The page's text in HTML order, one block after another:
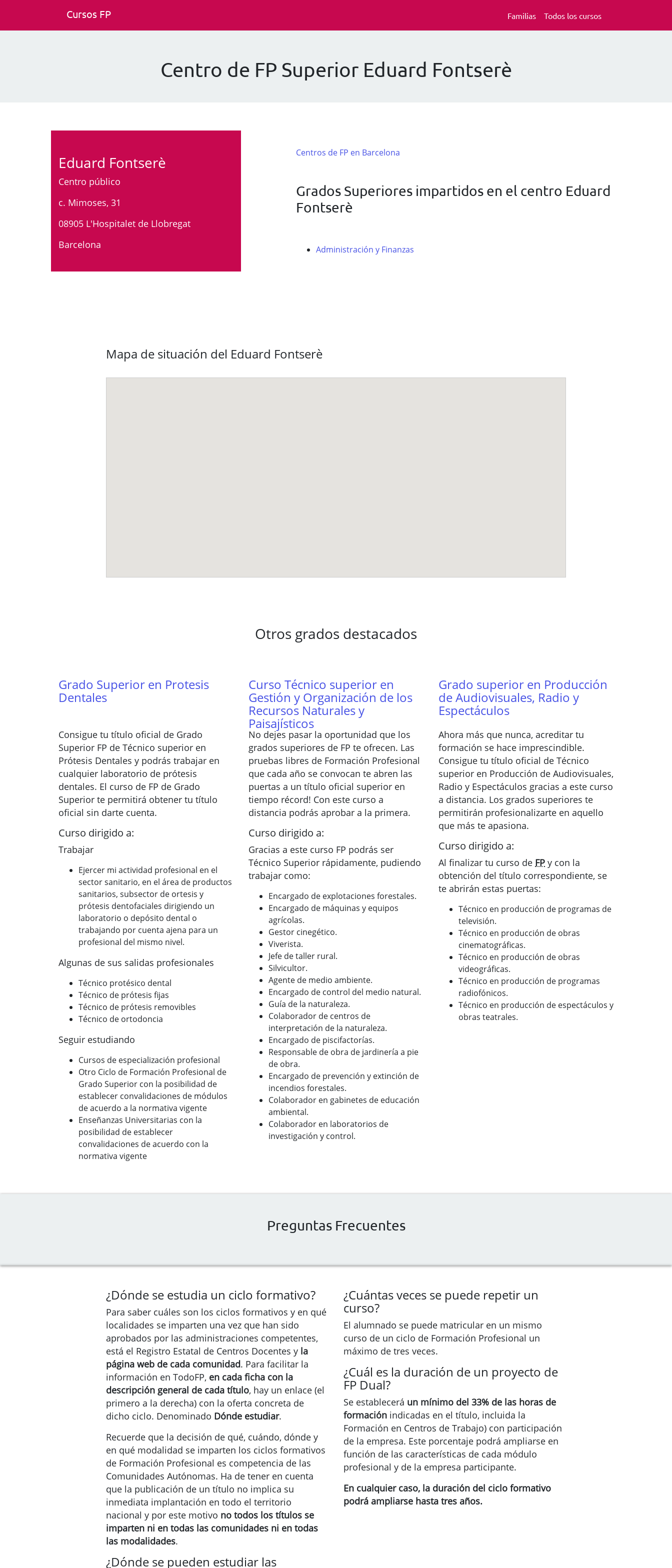
Cursos FP Familias Todos los cursos
Centro de FP Superior Eduard Fontserè
Eduard Fontserè
Centro público
c. Mimoses, 31
08905 L'Hospitalet de Llobregat
Barcelona
Centros de FP en Barcelona
Grados Superiores impartidos en el centro Eduard
Fontserè
Administración y Finanzas
Mapa de situación del Eduard Fontserè
Otros grados destacados
Grado Superior en Protesis
Dentales
Consigue tu título oficial de Grado
Superior FP de Técnico superior en
Prótesis Dentales y podrás trabajar en
cualquier laboratorio de prótesis
dentales. El curso de FP de Grado
Superior te permitirá obtener tu título
oficial sin darte cuenta.
Curso dirigido a:
Trabajar
Ejercer mi actividad profesional en el
sector sanitario, en el área de productos
sanitarios, subsector de ortesis y
prótesis dentofaciales dirigiendo un
laboratorio o depósito dental o
trabajando por cuenta ajena para un
profesional del mismo nivel.
Algunas de sus salidas profesionales
Técnico protésico dental
Técnico de prótesis fijas
Técnico de prótesis removibles
Técnico de ortodoncia
Seguir estudiando
Cursos de especialización profesional
Otro Ciclo de Formación Profesional de
Grado Superior con la posibilidad de
establecer convalidaciones de módulos
de acuerdo a la normativa vigente
Enseñanzas Universitarias con la
posibilidad de establecer
convalidaciones de acuerdo con la
normativa vigente
Curso Técnico superior en
Gestión y Organización de los
Recursos Naturales y
Paisajísticos
No dejes pasar la oportunidad que los
grados superiores de FP te ofrecen. Las
pruebas libres de Formación Profesional
que cada año se convocan te abren las
puertas a un título oficial superior en
tiempo récord! Con este curso a
distancia podrás aprobar a la primera.
Curso dirigido a:
Gracias a este curso FP podrás ser
Técnico Superior rápidamente, pudiendo
trabajar como:
Encargado de explotaciones forestales.
Encargado de máquinas y equipos
agrícolas.
Gestor cinegético.
Viverista.
Jefe de taller rural.
Silvicultor.
Agente de medio ambiente.
Encargado de control del medio natural.
Guía de la naturaleza.
Colaborador de centros de
interpretación de la naturaleza.
Encargado de piscifactorías.
Responsable de obra de jardinería a pie
de obra.
Encargado de prevención y extinción de
incendios forestales.
Colaborador en gabinetes de educación
ambiental.
Colaborador en laboratorios de
investigación y control.
Grado superior en Producción
de Audiovisuales, Radio y
Espectáculos
Ahora más que nunca, acreditar tu
formación se hace imprescindible.
Consigue tu título oficial de Técnico
superior en Producción de Audiovisuales,
Radio y Espectáculos gracias a este curso
a distancia. Los grados superiores te
permitirán profesionalizarte en aquello
que más te apasiona.
Curso dirigido a:
Al finalizar tu curso de FP y con la
obtención del título correspondiente, se
te abrirán estas puertas:
Técnico en producción de programas de
televisión.
Técnico en producción de obras
cinematográficas.
Técnico en producción de obras
videográficas.
Técnico en producción de programas
radiofónicos.
Técnico en producción de espectáculos y
obras teatrales.
Preguntas Frecuentes
¿Dónde se estudia un ciclo formativo?
Para saber cuáles son los ciclos formativos y en qué
localidades se imparten una vez que han sido
aprobados por las administraciones competentes,
está el Registro Estatal de Centros Docentes y la
página web de cada comunidad. Para facilitar la
información en TodoFP, en cada ficha con la
descripción general de cada título, hay un enlace (el
primero a la derecha) con la oferta concreta de
dicho ciclo. Denominado Dónde estudiar.
Recuerde que la decisión de qué, cuándo, dónde y
en qué modalidad se imparten los ciclos formativos
de Formación Profesional es competencia de las
Comunidades Autónomas. Ha de tener en cuenta
que la publicación de un título no implica su
inmediata implantación en todo el territorio
nacional y por este motivo no todos los títulos se
imparten ni en todas las comunidades ni en todas
las modalidades.
¿Dónde se pueden estudiar las
¿Cuántas veces se puede repetir un
curso?
El alumnado se puede matricular en un mismo
curso de un ciclo de Formación Profesional un
máximo de tres veces.
¿Cuál es la duración de un proyecto de
FP Dual?
Se establecerá un mínimo del 33% de las horas de
formación indicadas en el título, incluida la
Formación en Centros de Trabajo) con participación
de la empresa. Este porcentaje podrá ampliarse en
función de las características de cada módulo
profesional y de la empresa participante.
En cualquier caso, la duración del ciclo formativo
podrá ampliarse hasta tres años.